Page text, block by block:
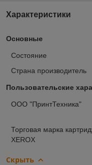
Характеристики
Основные
Состояние
Страна производитель
Пользовательские
ООО "ПринтТехника"
Торговая марка
XEROX
Скрыть